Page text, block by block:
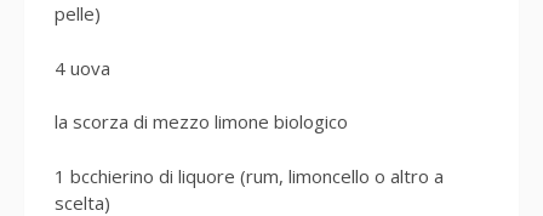
pelle)
4 uova
la scorza di mezzo limone biologico
1 bcchierino di liquore (rum, limoncello o altro a
scelta)